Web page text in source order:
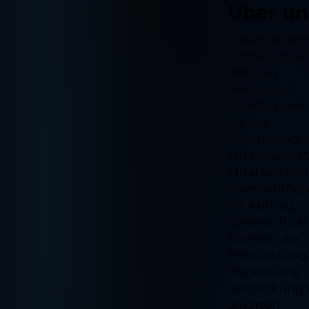
unserer
Kunden die
Entwicklung,
Herstellung
Verpackung
smarten